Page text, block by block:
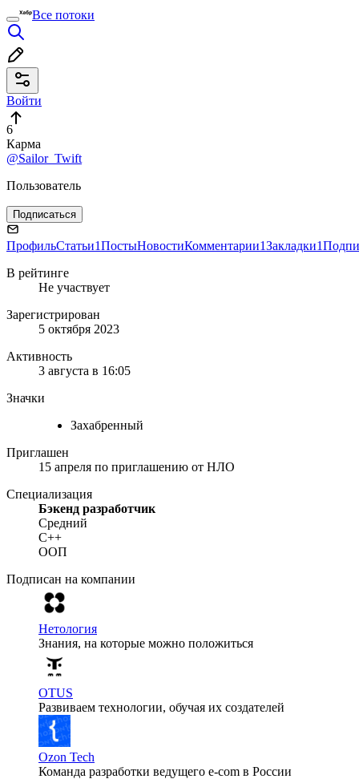
Все потоки
Войти
6
Карма
@Sailor_Twift
Пользователь
Подписаться
ПрофильСтатьи1ПостыНовостиКомментарии1Закладки1
В рейтинге
Не участвует
Зарегистрирован
5 октября 2023
Активность
3 августа в 16:05
Значки
Захабренный
Приглашен
15 апреля по приглашению от НЛО
Специализация
Бэкенд разработчик
Средний
C++
ООП
Подписан на компании
Нетология
Знания, на которые можно положиться
OTUS
Развиваем технологии, обучая их создателей
Ozon Tech
Команда разработки ведущего e‑com в России